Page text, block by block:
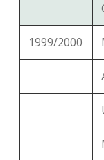
1999/2000